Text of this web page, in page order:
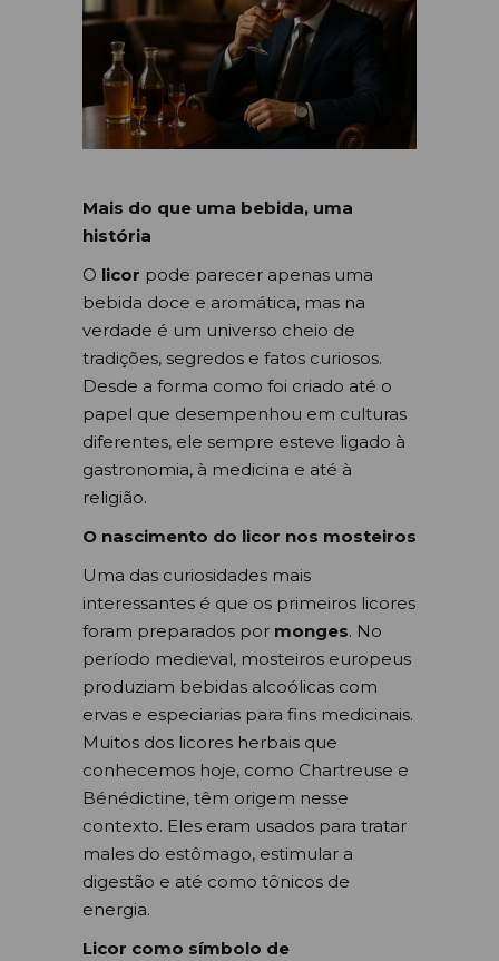
Mais do que uma bebida, uma
história
O licor pode parecer apenas uma
bebida doce e aromática, mas na
verdade é um universo cheio de
tradições, segredos e fatos curiosos.
Desde a forma como foi criado até o
papel que desempenhou em culturas
diferentes, ele sempre esteve ligado à
gastronomia, à medicina e até à
religião.
O nascimento do licor nos mosteiros
Uma das curiosidades mais
interessantes é que os primeiros licores
foram preparados por monges. No
período medieval, mosteiros europeus
produziam bebidas alcoólicas com
ervas e especiarias para fins medicinais.
Muitos dos licores herbais que
conhecemos hoje, como Chartreuse e
Bénédictine, têm origem nesse
contexto. Eles eram usados para tratar
males do estômago, estimular a
digestão e até como tônicos de
energia.
Licor como símbolo de